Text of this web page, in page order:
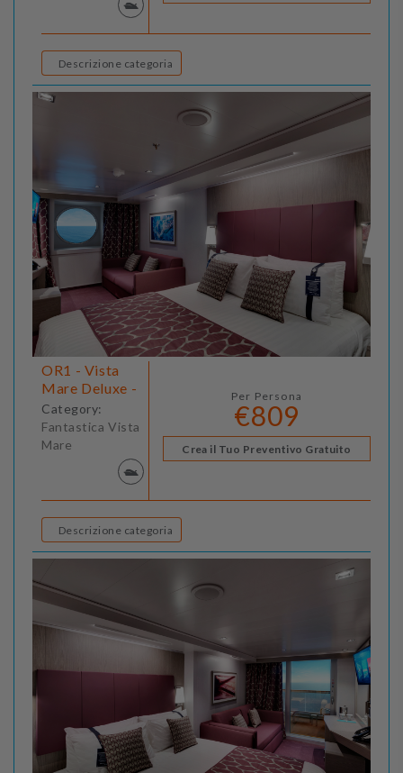
Descrizione categoria
OR1 - Vista
Mare Deluxe -
Category:
Fantastica Vista
Mare
Per Persona
€809
Crea il Tuo Preventivo Gratuito
Descrizione categoria